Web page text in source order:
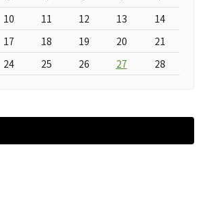
10 11 12 13
14
17 18 19 20
21
24 25 26 27 28